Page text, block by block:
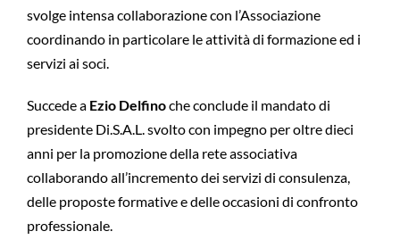
svolge intensa collaborazione con l’Associazione
coordinando in particolare le attività di formazione ed i
servizi ai soci.
Succede a Ezio Delfinoche conclude il mandato di
presidente Di.S.A.L. svolto con impegno per oltre dieci
anni per la promozione della rete associativa
collaborando all’incremento dei servizi di consulenza,
delle proposte formative e delle occasioni di confronto
professionale.